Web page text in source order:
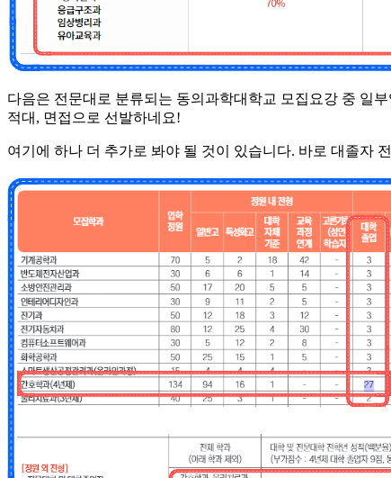
다음은 전문대로 분류되는 동의과학대학교 모집요강 중 일
적대, 면접으로 선발하네요!
여기에 하나 더 추가로 봐야 될 것이 있습니다. 바로 대졸자